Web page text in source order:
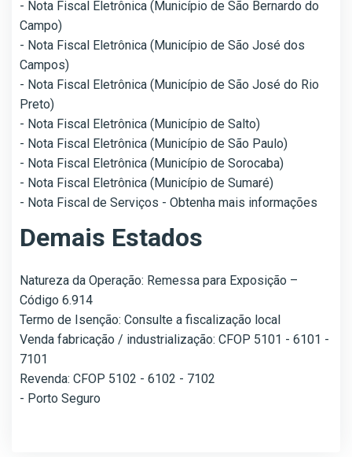
- Nota Fiscal Eletrônica (Município de São Bernardo do
Campo)
- Nota Fiscal Eletrônica (Município de São José dos
Campos)
- Nota Fiscal Eletrônica (Município de São José do Rio
Preto)
- Nota Fiscal Eletrônica (Município de Salto)
- Nota Fiscal Eletrônica (Município de São Paulo)
- Nota Fiscal Eletrônica (Município de Sorocaba)
- Nota Fiscal Eletrônica (Município de Sumaré)
- Nota Fiscal de Serviços - Obtenha mais informações
Demais Estados
Natureza da Operação: Remessa para Exposição –
Código 6.914
Termo de Isenção: Consulte a fiscalização local
Venda fabricação / industrialização: CFOP 5101 - 6101 -
7101
Revenda: CFOP 5102 - 6102 - 7102
- Porto Seguro